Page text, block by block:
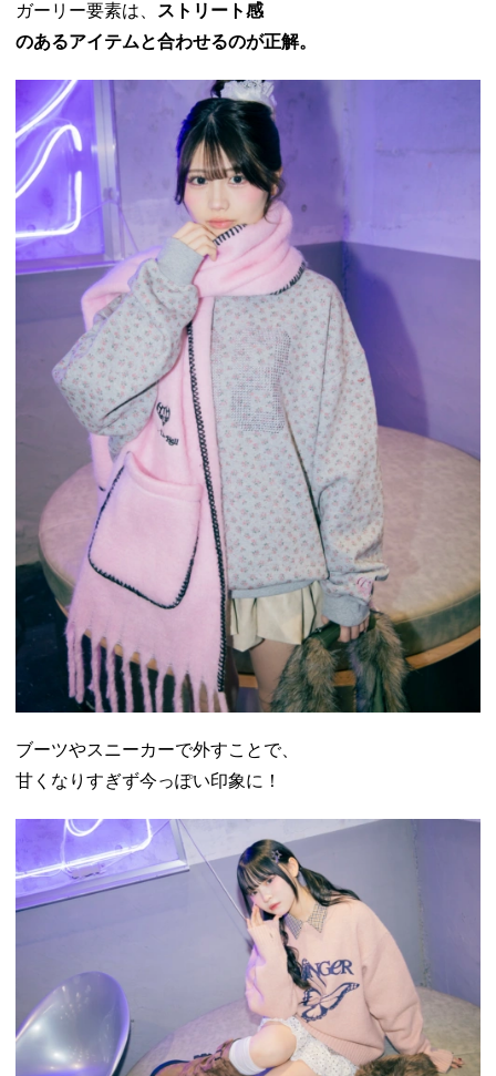
ガーリー要素は、
ストリート感
のあるアイテムと合わせるのが正解。
ブーツやスニーカーで外すことで、
甘くなりすぎず今っぽい印象に！